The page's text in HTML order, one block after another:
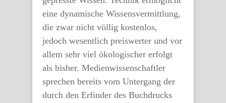
eine dynamische Wissensvermittlung,
die zwar nicht völlig kostenlos,
jedoch wesentlich preiswerter und vor
allem sehr viel ökologischer erfolgt
als bisher. Medienwissenschaftler
sprechen bereits vom Untergang der
durch den Erfinder des Buchdrucks